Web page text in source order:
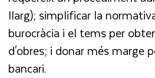
llarg); simplificar la
burocràcia i el tems per
d'obres; i donar més marge
bancari.